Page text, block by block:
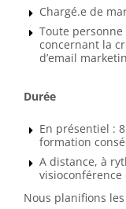
Chargé.e de
Toute
concernant la
d’email
Durée
En présentiel :
formation
A distance, à
visioconférence
Nous planifions